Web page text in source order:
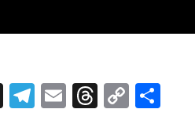
X Telegram
EmailThreads
Copy